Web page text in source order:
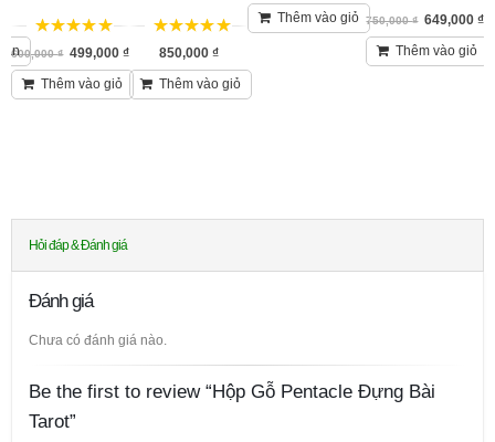
trên 5
600,000₫ 499,000 ₫
Thêm vào giỏ
trên 5
850,000 ₫
Thêm vào giỏ
Thêm vào giỏ trên 5
750,000₫ 649,000 ₫
Thêm vào giỏ
Hỏi đáp & Đánh giá
Đánh giá
Chưa có đánh giá nào.
Be the first to review “Hộp Gỗ Pentacle Đựng Bài
Tarot”